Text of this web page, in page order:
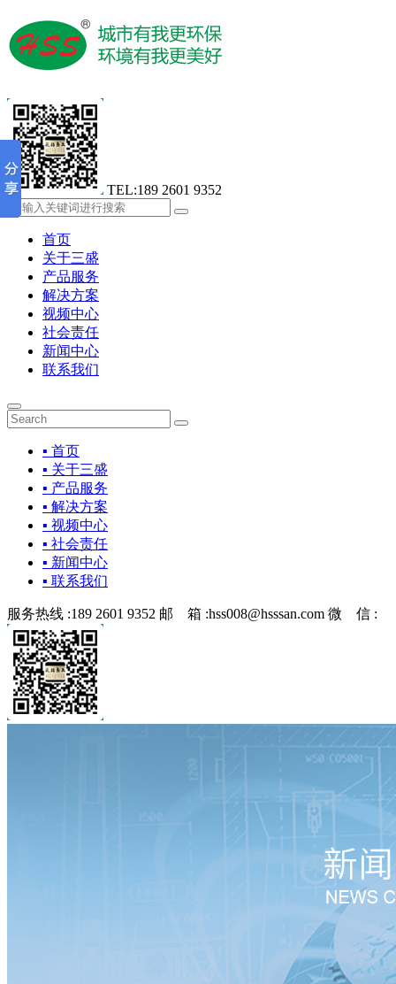
TEL:189 2601 9352
首页
关于三盛
产品服务
解决方案
视频中心
社会责任
新闻中心
联系我们
▪ 首页
▪ 关于三盛
▪ 产品服务
▪ 解决方案
▪ 视频中心
▪ 社会责任
▪ 新闻中心
▪ 联系我们
服务热线 :189 2601 9352 邮 箱 :hss008@hsssan.com 微 信 :